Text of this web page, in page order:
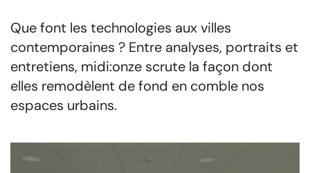
Que font les technologies aux villes
contemporaines ? Entre analyses, portraits et
entretiens, midi:onze scrute la façon dont
elles remodèlent de fond en comble nos
espaces urbains.